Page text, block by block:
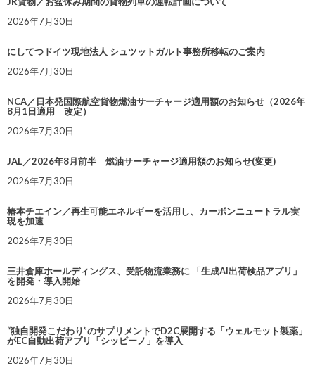
2026年7月30日
にしてつドイツ現地法人 シュツットガルト事務所移転のご案内
2026年7月30日
NCA／日本発国際航空貨物燃油サーチャージ適用額のお知らせ（2026年
8月1日適用 改定）
2026年7月30日
JAL／2026年8月前半 燃油サーチャージ適用額のお知らせ(変更)
2026年7月30日
椿本チエイン／再生可能エネルギーを活用し、カーボンニュートラル実
現を加速
2026年7月30日
三井倉庫ホールディングス、受託物流業務に 「生成AI出荷検品アプリ」
を開発・導入開始
2026年7月30日
“独自開発こだわり”のサプリメントでD2C展開する「ウェルモット製薬」
がEC自動出荷アプリ「シッピーノ」を導入
2026年7月30日